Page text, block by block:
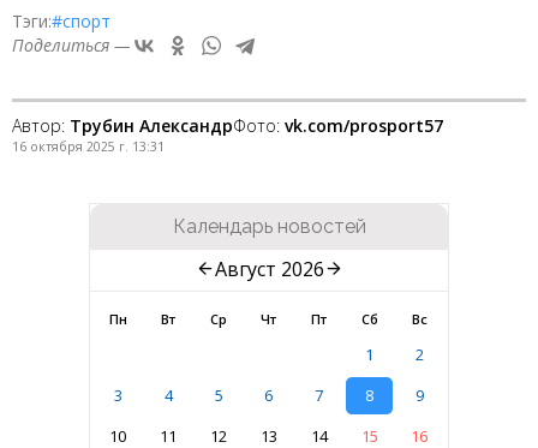
Тэги:#спорт
Поделиться —
Автор: Трубин АлександрФото: vk.com/prosport57
16 октября 2025 г. 13:31
Календарь новостей
Август 2026
Пн Вт Ср Чт Пт Сб Вс
1
2
3
4 5 6 7 8
9
10
11 12 13 14 15
16